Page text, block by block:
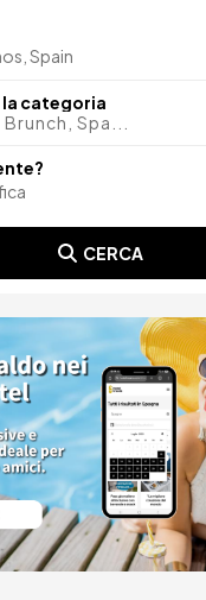
la categoria
Spa...
CERCA